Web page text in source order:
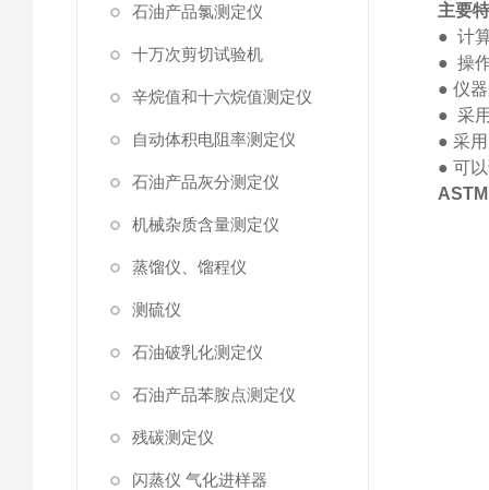
石油产品氯测定仪
十万次剪切试验机
辛烷值和十六烷值测定仪
自动体积电阻率测定仪
石油产品灰分测定仪
机械杂质含量测定仪
蒸馏仪、馏程仪
测硫仪
石油破乳化测定仪
石油产品苯胺点测定仪
残碳测定仪
闪蒸仪 气化进样器
主要
● 计
● 操
● 仪
● 采
● 采
● 可